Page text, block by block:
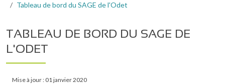
Tableau de bord du SAGE de l'Odet
TABLEAU DE BORD DU SAGE DE
L'ODET
Mise à jour : 01 janvier 2020